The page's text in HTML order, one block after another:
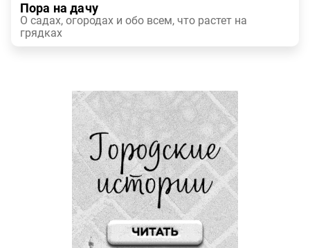
Пора на дачу
О садах, огородах и обо всем, что растет на
грядках